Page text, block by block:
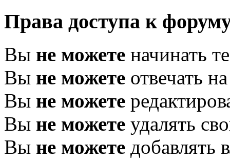
Права доступа к
Вы не можете начинать
Вы не можете отвечать
Вы не можете
Вы не можете удалять
Вы не можете добавлять